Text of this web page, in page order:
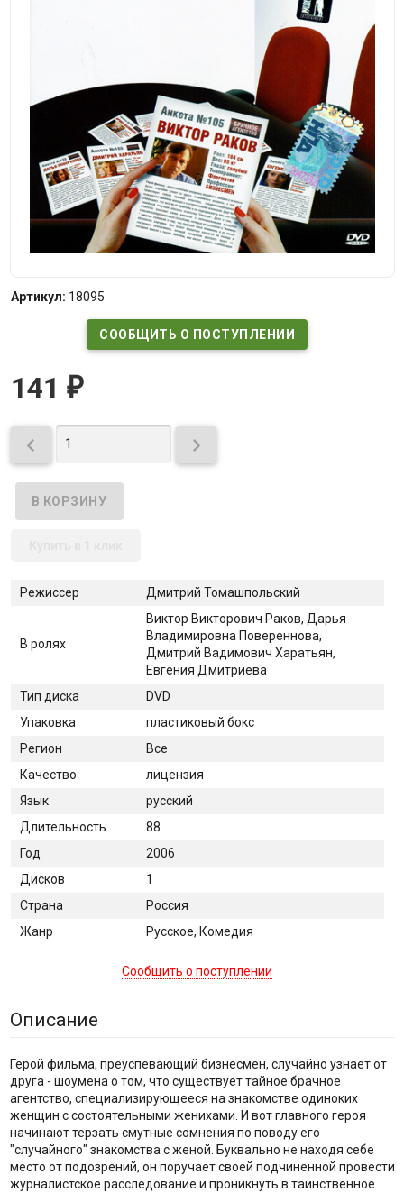
Артикул: 18095
СООБЩИТЬ О ПОСТУПЛЕНИИ
141 ₽
 
Режиссер Дмитрий Томашпольский
В ролях
Виктор Викторович Раков, Дарья
Владимировна Повереннова,
Дмитрий Вадимович Харатьян,
Евгения Дмитриева
Тип диска
DVD
Упаковка
пластиковый бокс
Регион
Все
Качество
лицензия
Язык
русский
Длительность
88
Год
2006
Дисков
1
Страна
Россия
Жанр
Русское, Комедия
Сообщить о поступлении
Описание
Герой фильма, преуспевающий бизнесмен, случайно узнает от
друга - шоумена о том, что существует тайное брачное
агентство, специализирующееся на знакомстве одиноких
женщин с состоятельными женихами. И вот главного героя
начинают терзать смутные сомнения по поводу его
"случайного" знакомства с женой. Буквально не находя себе
место от подозрений, он поручает своей подчиненной провести
журналистское расследование и проникнуть в таинственное